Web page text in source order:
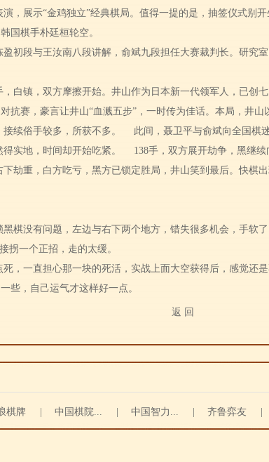
，展示“金鸡独立”经典棋局。值得一提的是，抽签仪式别
国棋手朴廷桓轮空。
初段与王汝南八段讲解，俞斌九段担任大赛裁判长。研究
白镇，双方摩擦开始。井山作为日本新一代领军人，已创
抗赛，豪言让井山“血溅五步”，一时传为佳话。本局，井山
续俗手较多，所获不多。
此间，聂卫平与俞斌向全国棋
实地，时间却开始吃紧。
138手，双方展开劫争，黑继
劫重，白方吃亏，黑方已锁定胜局，井山笑到最后。快棋
棋没有问题，左边与右下两个地方，错失很多机会，手软
拐一个正招，走的太缓。
，一直担心那一块的死活，实战上面大空获得后，感觉还
些，自己运气才这样好一点。
返 回
棋牌 中国棋院... 中国智力... 齐鲁弈友